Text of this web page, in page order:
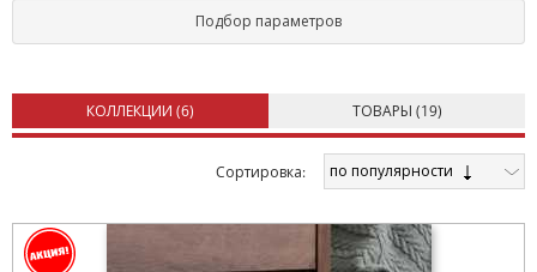
Подбор параметров
КОЛЛЕКЦИИ (6) ТОВАРЫ (19)
Cортировка: по популярности